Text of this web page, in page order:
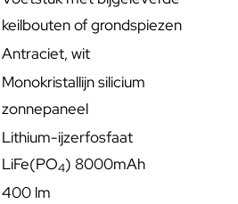
keilbouten of grondspiezen
Antraciet, wit
Monokristallijn silicium
zonnepaneel
Lithium-ijzerfosfaat
LiFe(PO4) 8000mAh
400 lm